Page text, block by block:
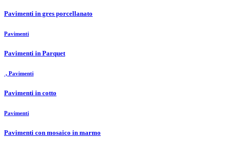
Pavimenti in gres porcellanato
Pavimenti
Pavimenti in Parquet
, Pavimenti
Pavimenti in cotto
Pavimenti
Pavimenti con mosaico in marmo